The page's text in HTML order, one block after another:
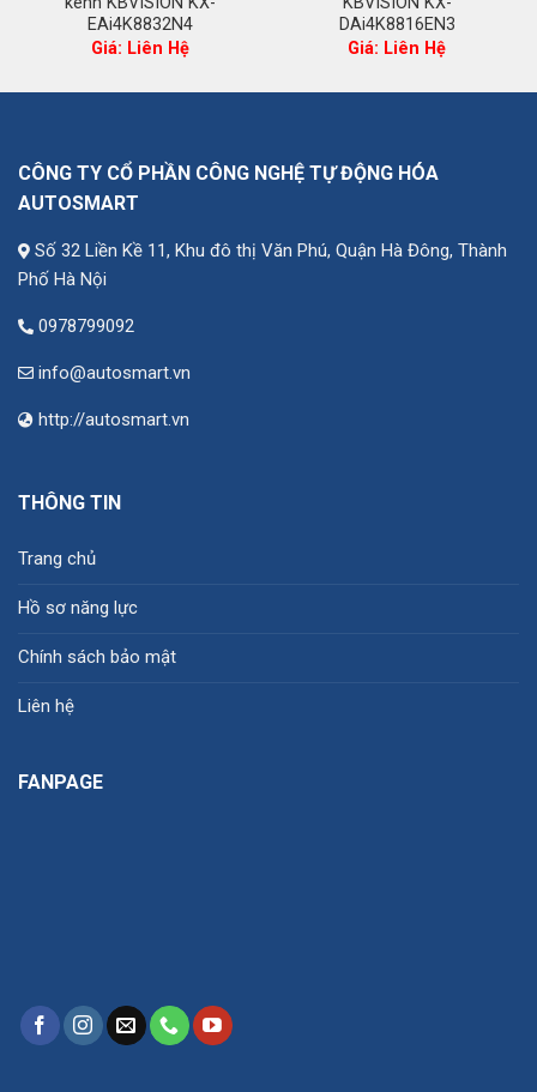
EAi4K8832N4
Giá: Liên Hệ
DAi4K8816EN3
Giá: Liên Hệ
CÔNG TY CỔ PHẦN CÔNG NGHỆ TỰ ĐỘNG HÓA
AUTOSMART
Số 32 Liền Kề 11, Khu đô thị Văn Phú, Quận Hà Đông, Thành
Phố Hà Nội
0978799092
info@autosmart.vn
http://autosmart.vn
THÔNG TIN
Trang chủ
Hồ sơ năng lực
Chính sách bảo mật
Liên hệ
FANPAGE